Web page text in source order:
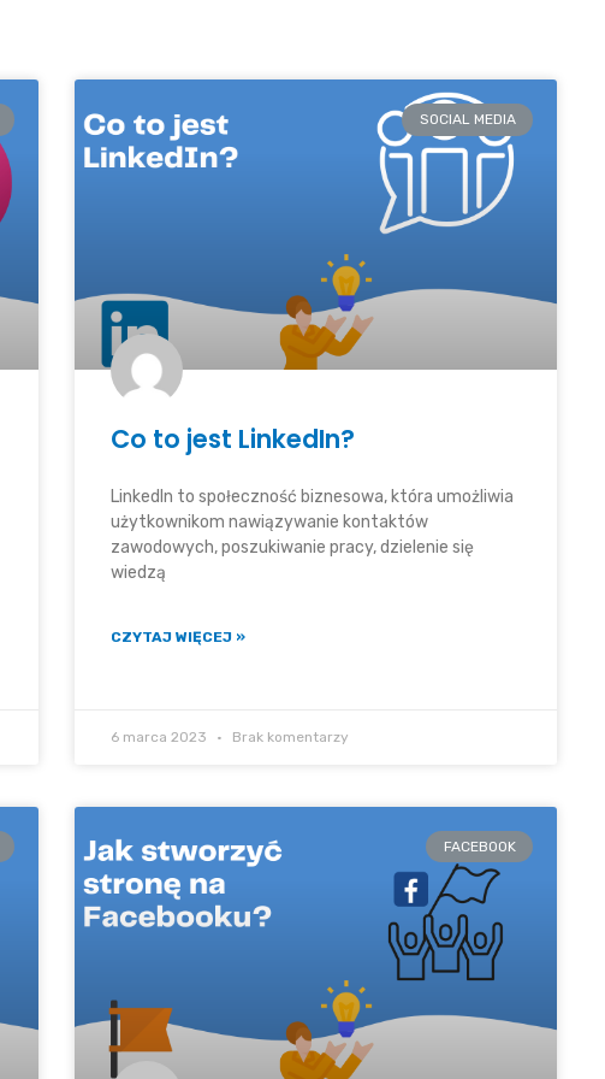
SOCIAL MEDIA
Co to jest LinkedIn?
LinkedIn to społeczność biznesowa, która umożliwia
użytkownikom nawiązywanie kontaktów
zawodowych, poszukiwanie pracy, dzielenie się
wiedzą
CZYTAJ WIĘCEJ »
6 marca 2023 Brak komentarzy
FACEBOOK